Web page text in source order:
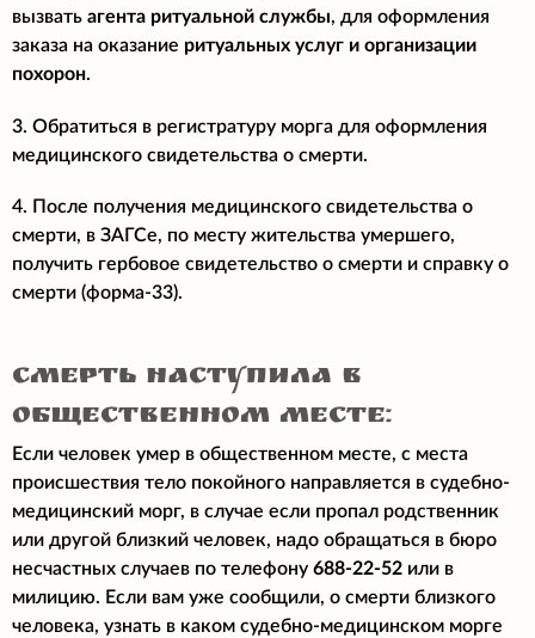
вызвать агента ритуальной службы, для оформления
заказа на оказание ритуальных услуг и организации
похорон.
3. Обратиться в регистратуру морга для оформления
медицинского свидетельства о смерти.
4. После получения медицинского свидетельства о
смерти, в ЗАГСе, по месту жительства умершего,
получить гербовое свидетельство о смерти и справку о
смерти (форма-33).
смерть наступила в
общественном месте:
Если человек умер в общественном месте, с места
происшествия тело покойного направляется в судебно-
медицинский морг, в случае если пропал родственник
или другой близкий человек, надо обращаться в бюро
несчастных случаев по телефону 688-22-52 или в
милицию. Если вам уже сообщили, о смерти близкого
человека, узнать в каком судебно-медицинском морге